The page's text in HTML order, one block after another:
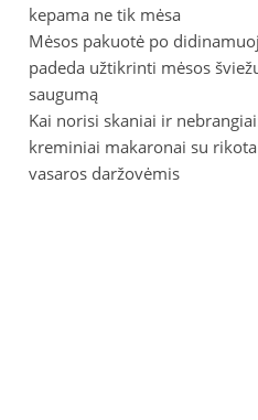
kepama ne tik mėsa
Mėsos pakuotė po
padeda užtikrinti mėsos
saugumą
Kai norisi skaniai ir
kreminiai makaronai su
vasaros daržovėmis